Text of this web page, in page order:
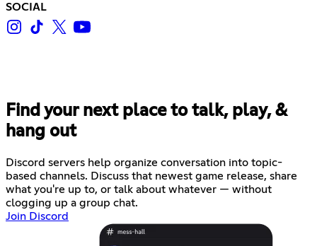
SOCIAL
Find your next place to talk, play, &
hang out
Discord servers help organize conversation into topic-
based channels. Discuss that newest game release, share
what you're up to, or talk about whatever — without
clogging up a group chat.
Join Discord